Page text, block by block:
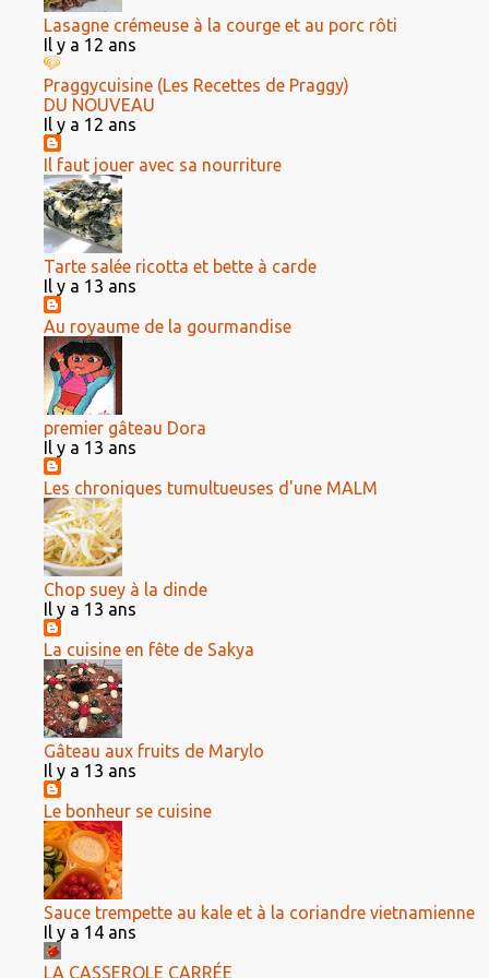
Lasagne crémeuse à la courge et au porc rôti
Il y a 12 ans
Praggycuisine (Les Recettes de Praggy)
DU NOUVEAU
Il y a 12 ans
Il faut jouer avec sa nourriture
Tarte salée ricotta et bette à carde
Il y a 13 ans
Au royaume de la gourmandise
premier gâteau Dora
Il y a 13 ans
Les chroniques tumultueuses d'une MALM
Chop suey à la dinde
Il y a 13 ans
La cuisine en fête de Sakya
Gâteau aux fruits de Marylo
Il y a 13 ans
Le bonheur se cuisine
Sauce trempette au kale et à la coriandre vietnamienne
Il y a 14 ans
LA CASSEROLE CARRÉE